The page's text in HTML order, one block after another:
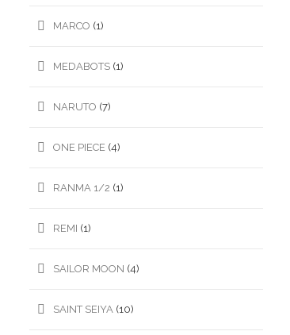
MARCO (1)
MEDABOTS (1)
NARUTO (7)
ONE PIECE (4)
RANMA 1/2 (1)
REMI (1)
SAILOR MOON (4)
SAINT SEIYA (10)